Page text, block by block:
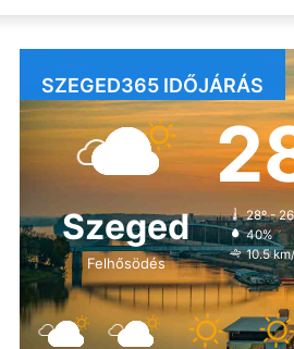
SZEGED365 IDŐJÁRÁS
Szeged
Felhősödés
28º -
40%
10.5